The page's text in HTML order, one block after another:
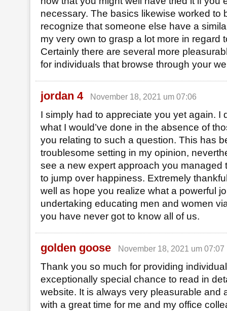
necessary. The basics likewise worked to
recognize that someone else have a
my very own to grasp a lot more in regard
Certainly there are several more
for individuals that browse through your
jordan 4 November 18, 2021 um 07:06
I simply had to appreciate you yet again. I
what I would’ve done in the absence of
you relating to such a question. This has
troublesome setting in my opinion,
see a new expert approach you managed
to jump over happiness. Extremely
well as hope you realize what a powerful
undertaking educating men and women
you have never got to know all of us.
golden goose November 18, 2021 um 07:07
Thank you so much for providing
exceptionally special chance to read in
website. It is always very pleasurable and
with a great time for me and my office